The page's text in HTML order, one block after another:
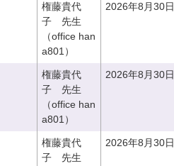
権藤貴代
子 先生
（office han
a801）
2026年8月30日
権藤貴代
子 先生
（office han
a801）
2026年8月30日
権藤貴代
子 先生
2026年8月30日